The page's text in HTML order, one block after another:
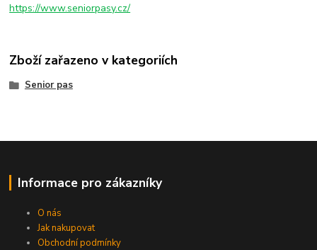
https://www.seniorpasy.cz/
Zboží zařazeno v kategoriích
Senior pas
Informace pro zákazníky
O nás
Jak nakupovat
Obchodní podmínky